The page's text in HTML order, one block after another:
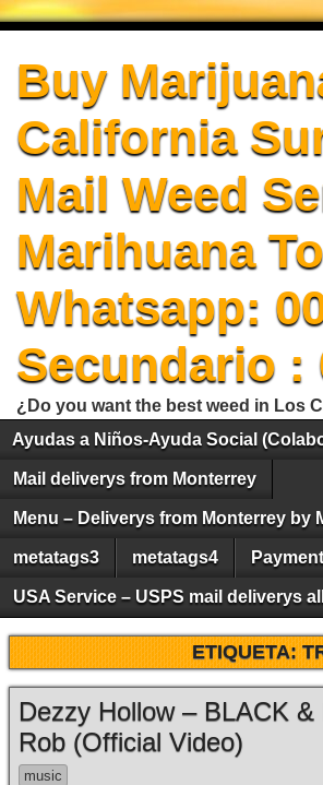
Buy
California
Mail Weed
Marihuana
Whatsapp:
Secundario :
¿Do you want the best weed in Los
Ayudas a Niños-Ayuda Social
Mail deliverys from Monterrey
Menu – Deliverys from Monterrey by
metatags3 metatags4
USA Service – USPS mail deliverys
ETIQUETA:
Dezzy Hollow – BLACK
Rob (Official Video)
music